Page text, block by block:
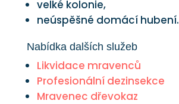
velké kolonie,
neúspěšné domácí hubení.
Nabídka dalších služeb
Likvidace mravenců
Profesionální dezinsekce
Mravenec dřevokaz